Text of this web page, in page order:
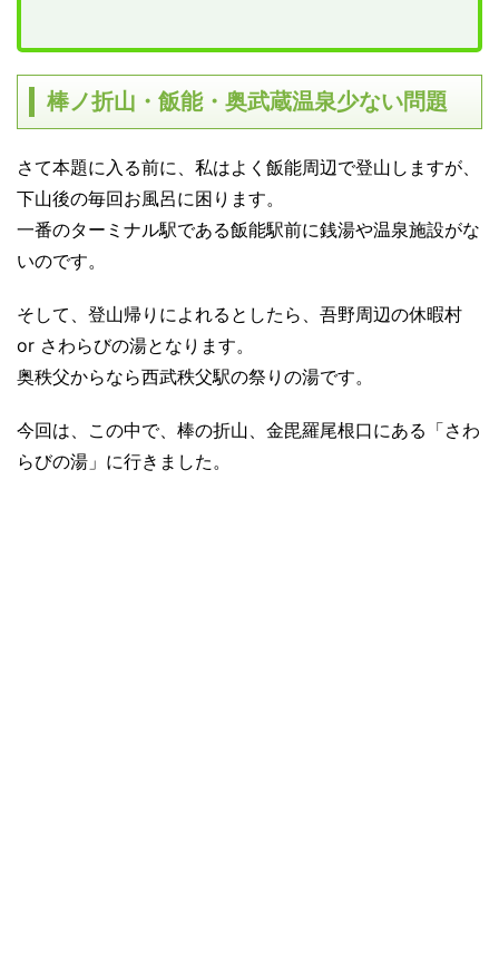
棒ノ折山・飯能・奥武蔵温泉少ない問題
さて本題に入る前に、私はよく飯能周辺で登山しますが、
下山後の毎回お風呂に困ります。
一番のターミナル駅である飯能駅前に銭湯や温泉施設がな
いのです。
そして、登山帰りによれるとしたら、吾野周辺の休暇村
or さわらびの湯となります。
奥秩父からなら西武秩父駅の祭りの湯です。
今回は、この中で、棒の折山、金毘羅尾根口にある「さわ
らびの湯」に行きました。